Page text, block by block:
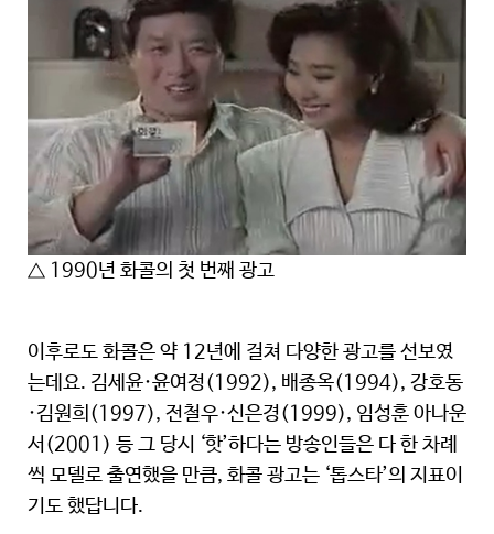
△ 1990년 화콜의 첫 번째 광고
이후로도 화콜은 약 12년에 걸쳐 다양한 광고를 선보였
는데요. 김세윤·윤여정(1992), 배종옥(1994), 강호동
·김원희(1997), 전철우·신은경(1999), 임성훈 아나운
서(2001) 등 그 당시 ‘핫’하다는 방송인들은 다 한 차례
씩 모델로 출연했을 만큼, 화콜 광고는 ‘톱스타’의 지표이
기도 했답니다.